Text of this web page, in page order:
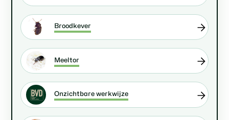
Broodkever
Meeltor
Onzichtbare werkwijze